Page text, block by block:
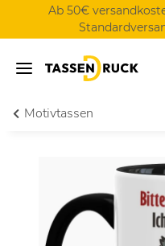
Ab 50€
Motivtassen